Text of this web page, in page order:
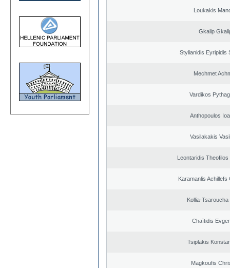
Loukakis
Gkalip
Stylianidis Eyripidis
Mechmet
Vardikos
Anthopoulos
Vasilakakis
Leontaridis
Karamanlis Achillefs
Kollia-Tsaroucha
Chaïtidis
Tsiplakis
Magkoufis